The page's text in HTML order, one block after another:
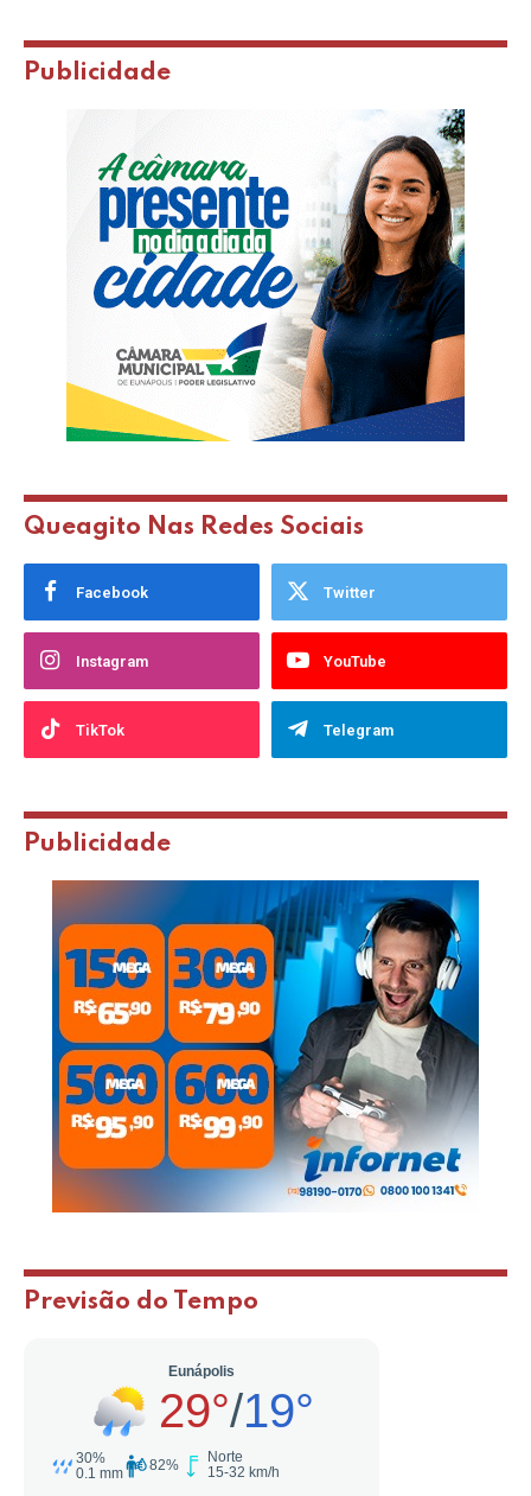
Publicidade
Queagito Nas Redes Sociais
Facebook Twitter
Instagram YouTube
TikTok Telegram
Publicidade
Previsão do Tempo